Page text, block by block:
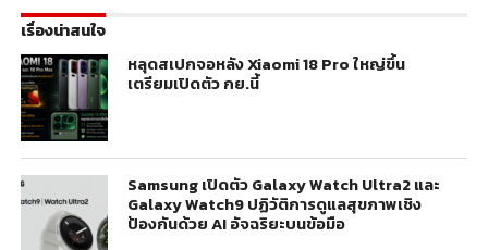
เรื่องน่าสนใจ
หลุดสเปกจอหลัง Xiaomi 18 Pro ใหญ่ขึ้น
เตรียมเปิดตัว กย.นี้
Samsung เปิดตัว Galaxy Watch Ultra2 และ
Galaxy Watch9 ปฏิวัติการดูแลสุขภาพเชิง
ป้องกันด้วย AI อัจฉริยะบนข้อมือ